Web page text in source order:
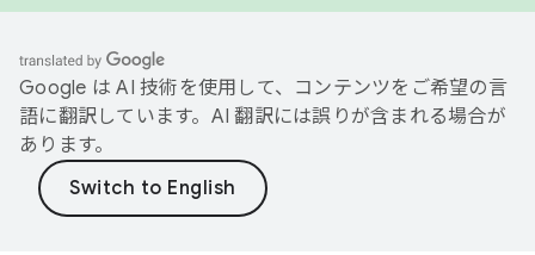
Google は AI 技術を使用して、コンテンツをご希望の言
語に翻訳しています。AI 翻訳には誤りが含まれる場合が
あります。